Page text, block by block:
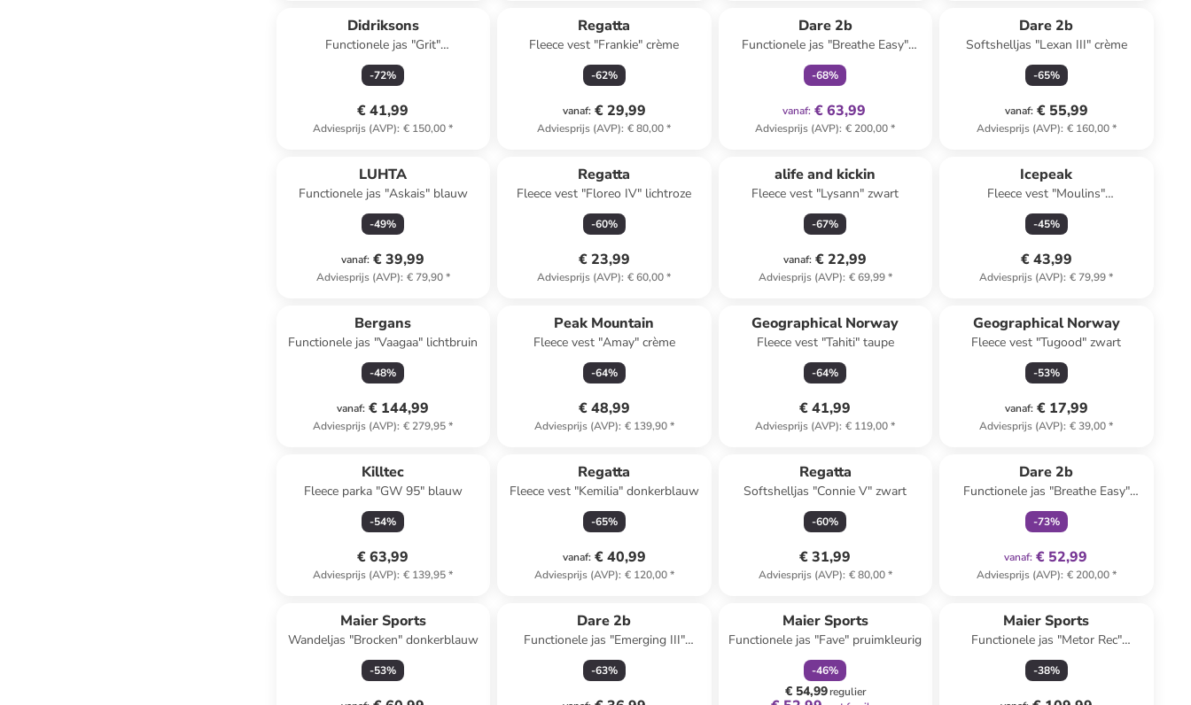
Didriksons
Functionele jas "Grit"
zwart/antraciet
-72%
€ 41,99
Adviesprijs (AVP): € 150,00*
Regatta
Fleece vest "Frankie" crème
-62%
vanaf: € 29,99
Adviesprijs (AVP): € 80,00*
Dare 2b
Functionele jas "Breathe Easy"
donkerblauw
-68%
vanaf: € 63,99
Adviesprijs (AVP): € 200,00*
Dare 2b
Softshelljas "Lexan III" crème
-65%
vanaf: € 55,99
Adviesprijs (AVP): € 160,00*
LUHTA
Functionele jas "Askais" blauw
-49%
vanaf: € 39,99
Adviesprijs (AVP): € 79,90*
Regatta
Fleece vest "Floreo IV" lichtroze
-60%
€ 23,99
Adviesprijs (AVP): € 60,00*
alife and kickin
Fleece vest "Lysann" zwart
-67%
vanaf: € 22,99
Adviesprijs (AVP): € 69,99*
Icepeak
Fleece vest "Moulins"
beige/lichtblauw
-45%
€ 43,99
Adviesprijs (AVP): € 79,99*
Bergans
Functionele jas "Vaagaa" lichtbruin
-48%
vanaf: € 144,99
Adviesprijs (AVP): € 279,95*
Peak Mountain
Fleece vest "Amay" crème
-64%
€ 48,99
Adviesprijs (AVP): € 139,90*
Geographical Norway
Fleece vest "Tahiti" taupe
-64%
€ 41,99
Adviesprijs (AVP): € 119,00*
Geographical Norway
Fleece vest "Tugood" zwart
-53%
vanaf: € 17,99
Adviesprijs (AVP): € 39,00*
Killtec
Fleece parka "GW 95" blauw
-54%
€ 63,99
Adviesprijs (AVP): € 139,95*
Regatta
Fleece vest "Kemilia" donkerblauw
-65%
vanaf: € 40,99
Adviesprijs (AVP): € 120,00*
Regatta
Softshelljas "Connie V" zwart
-60%
€ 31,99
Adviesprijs (AVP): € 80,00*
Dare 2b
Functionele jas "Breathe Easy"
turquoise
-73%
vanaf: € 52,99
Adviesprijs (AVP): € 200,00*
Maier Sports
Wandeljas "Brocken" donkerblauw
-53%
Dare 2b
Functionele jas "Emerging III"
bordeaux
-63%
Maier Sports
Functionele jas "Fave" pruimkleurig
-46%
€ 54,99regulier
Maier Sports
Functionele jas "Metor Rec"
donkerblauw
-38%